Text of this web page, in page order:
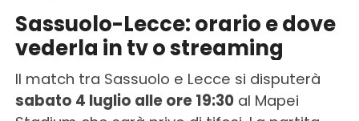
Sassuolo-Lecce: orario e dove
vederla in tv o streaming
Il match tra Sassuolo e Lecce si disputerà
sabato 4 luglio alle ore 19:30al Mapei